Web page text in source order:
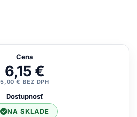
Cena
6,15 €
5,00 € BEZ DPH
Dostupnosť
NA SKLADE